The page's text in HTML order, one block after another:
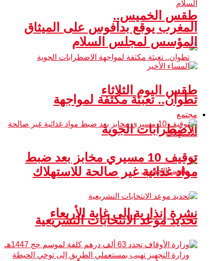
طقس الخميس..
تطوان.. تعبئة مكثفة لمواجهة
الاضطرابات الجوية
نشرة إنذارية إلى غاية الأربعاء
المغرب يوقع بدافوس على الميثاق
المؤسس لمجلس السلام
طقس اليوم الثلاثاء
مجتمع
توقيف 10 مسيري مخابز بعد ضبط
مواد غذائية غير صالحة للاستهلاك
تحديد موعد الانتخابات التشريعية